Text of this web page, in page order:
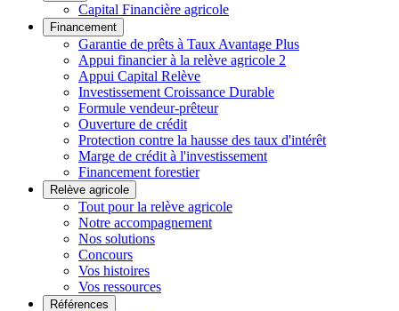
Capital Financière agricole
Financement
Garantie de prêts à Taux Avantage Plus
Appui financier à la relève agricole 2
Appui Capital Relève
Investissement Croissance Durable
Formule vendeur-prêteur
Ouverture de crédit
Protection contre la hausse des taux d'intérêt
Marge de crédit à l'investissement
Financement forestier
Relève agricole
Tout pour la relève agricole
Notre accompagnement
Nos solutions
Concours
Vos histoires
Vos ressources
Références